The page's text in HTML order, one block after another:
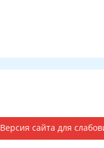
Версия сайта для